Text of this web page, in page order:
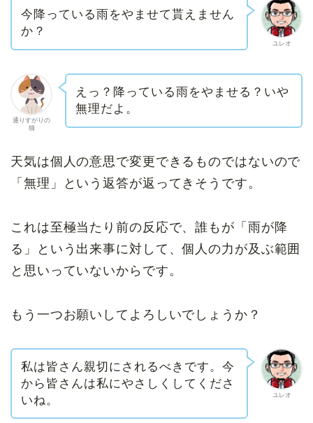
ユレオ
今降っている雨をやませて貰えません
か？
通りすがりの
猫
えっ？降っている雨をやませる？いや
無理だよ。
天気は個人の意思で変更できるものではないので
「無理」という返答が返ってきそうです。
これは至極当たり前の反応で、誰もが「雨が降
る」という出来事に対して、個人の力が及ぶ範囲
と思いっていないからです。
もう一つお願いしてよろしいでしょうか？
ユレオ
私は皆さん親切にされるべきです。今
から皆さんは私にやさしくしてくださ
いね。